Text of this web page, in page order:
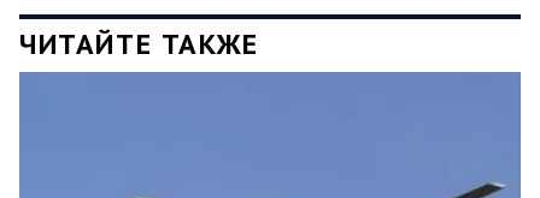
ЧИТАЙТЕ ТАКЖЕ